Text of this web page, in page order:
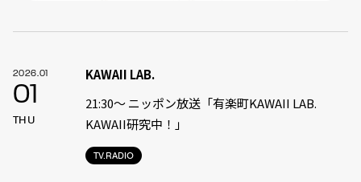
2026.01
01
THU
TV.RADIO
KAWAII LAB.
21:30〜 ニッポン放送「有楽町KAWAII LAB.
KAWAII研究中！」